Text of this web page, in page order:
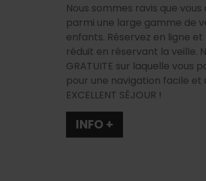
Nous sommes ravis que
parmi une large gamme de
enfants. Réservez en ligne
réduit en réservant la veille.
GRATUITE sur laquelle
pour une navigation facile et
EXCELLENT SÉJOUR !
INFO +